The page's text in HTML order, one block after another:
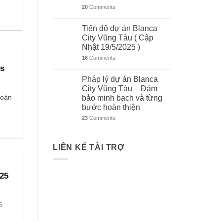
20 Comments
Tiến độ dự án Blanca
City Vũng Tàu ( Cập
Nhật 19/5/2025 )
16 Comments
Pháp lý dự án Blanca
City Vũng Tàu – Đảm
bảo minh bạch và từng
bước hoàn thiện
23 Comments
LIÊN KẾ TÀI TRỢ